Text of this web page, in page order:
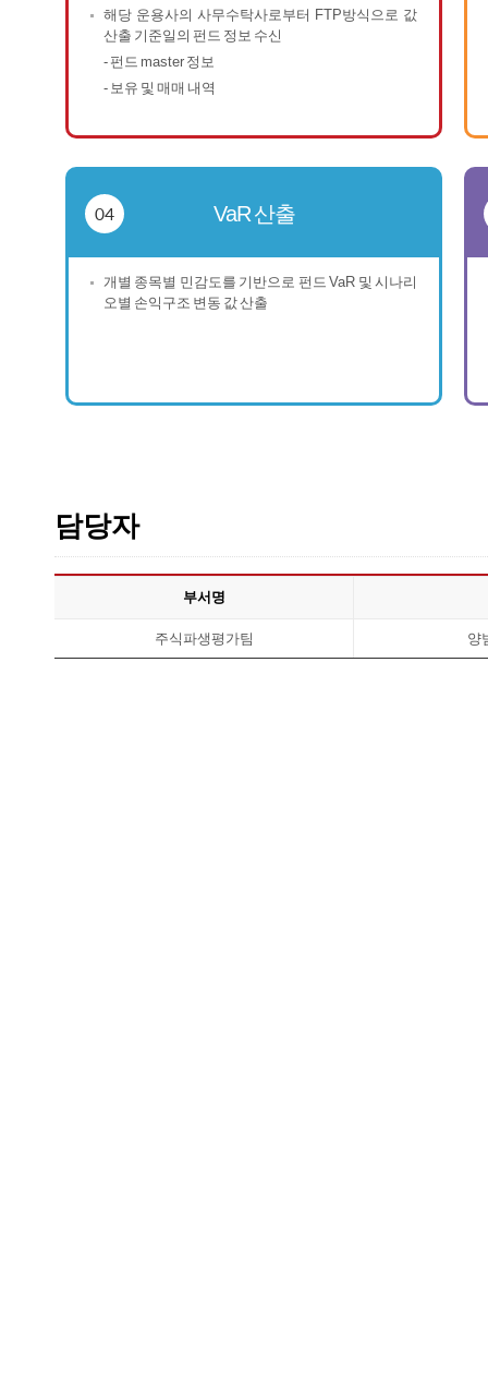
해당 운용사의 사무수탁사로부터 FTP방식으로 값
산출 기준일의 펀드 정보 수신
- 펀드 master 정보
- 보유 및 매매 내역
04 VaR 산출
개별 종목별 민감도를 기반으로 펀드 VaR 및 시나리
오별 손익구조 변동 값 산출
담당자
부서명
주식파생평가팀 양